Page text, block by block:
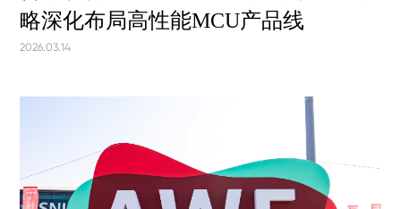
略深化布局高性能MCU产品线
2026.03.14